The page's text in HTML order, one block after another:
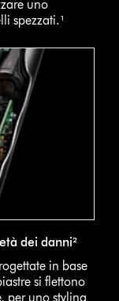
uno
spezzati.¹
dei danni²
in base
si flettono
per uno styling